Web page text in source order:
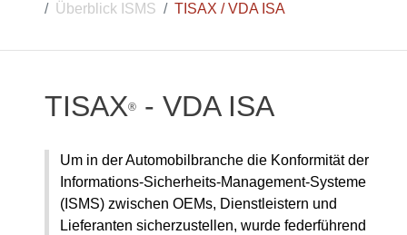
Überblick ISMS
TISAX / VDA ISA
TISAX® - VDA ISA
Um in der Automobilbranche die Konformität der
Informations-Sicherheits-Management-Systeme
(ISMS) zwischen OEMs, Dienstleistern und
Lieferanten sicherzustellen, wurde federführend